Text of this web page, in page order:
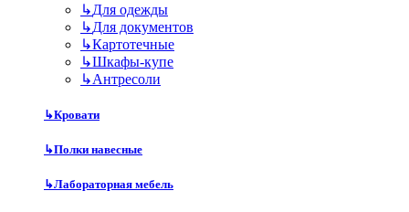
↳Для одежды
↳Для документов
↳Картотечные
↳Шкафы-купе
↳Антресоли
↳Кровати
↳Полки навесные
↳Лабораторная мебель